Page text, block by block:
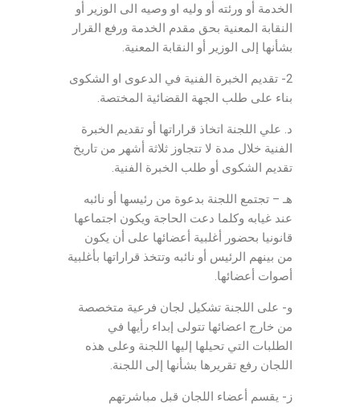
الخدمة أو ورئته أو وليه او وصيه الى الوزير أو
النقابة المعنية بحق مقدم الخدمة ورفع القرار
بشأنها إلى الوزير أو النقابة المعنية.
2- تقديم الخبرة الفنية في الدعوى او الشكوى
بناء على طلب الجهة القضائية المختصة.
د. علي اللجنة اتخاذ قراراتها أو تقديم الخبرة
الفنية خلال مدة لا تتجاوز ثلاثة أشهر من تاريخ
تقديم الشكوى أو طلب الخبرة الفنية.
هـ – تجتمع اللجنة بدعوة من رئيسها أو نائبه
عند غيابه وكلما دعت الحاجة ويكون اجتماعها
قانونيا بحضور أغلبية أعضائها على أن يكون
من بينهم الرئيس أو نائبه وتتخذ قراراتها بأغلبية
أصوات أعضائها.
و- على اللجنة تشكيل لجان فرعية متخصصة
من خارج اعضائها تتولى إبداء رأيها في
الطلبات التي تحيلها إليها اللجنة وعلى هذه
اللجان رفع تقريرها بشأنها إلى اللجنة.
ز- يقسم أعضاء اللجان قبل مباشرتهم